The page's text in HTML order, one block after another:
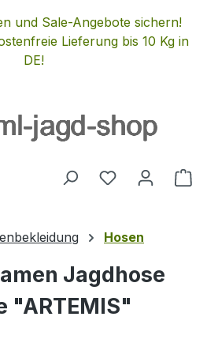
und Sale-Angebote sichern!
Lieferung bis 10 Kg in
DE!
Du hast 0
Hosen
Jagdhose
"ARTEMIS"